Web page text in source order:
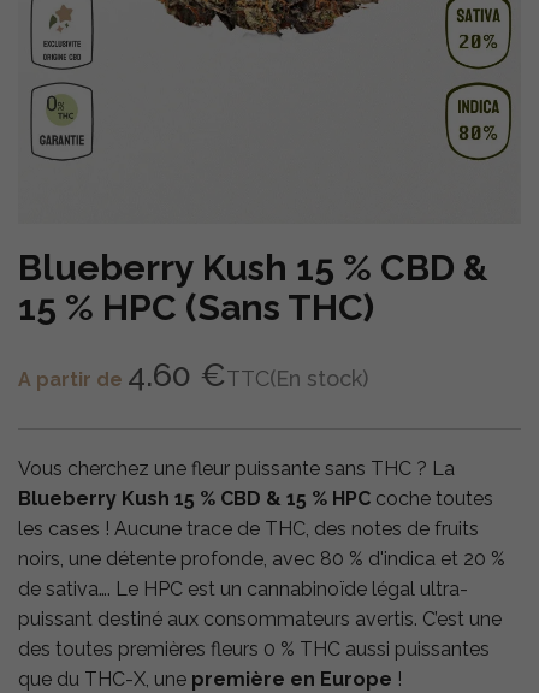
Blueberry Kush 15 % CBD &
15 % HPC (Sans THC)
A partir de 4.60 €TTC(En stock)
Vous cherchez une fleur puissante sans THC ? La
Blueberry Kush 15 % CBD & 15 % HPC coche toutes
les cases ! Aucune trace de THC, des notes de fruits
noirs, une détente profonde, avec 80 % d'indica et 20 %
de sativa…. Le HPC est un cannabinoïde légal ultra-
puissant destiné aux consommateurs avertis. C’est une
des toutes premières fleurs 0 % THC aussi puissantes
que du THC-X, une première en Europe !